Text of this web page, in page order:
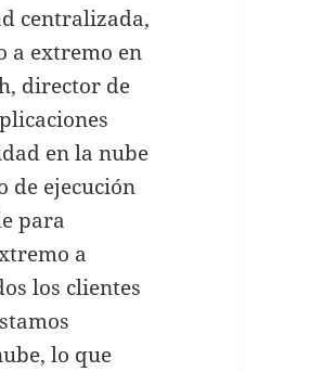
centralizada,
a extremo en
director de
en la nube
de ejecución
para
a
los clientes
lo que